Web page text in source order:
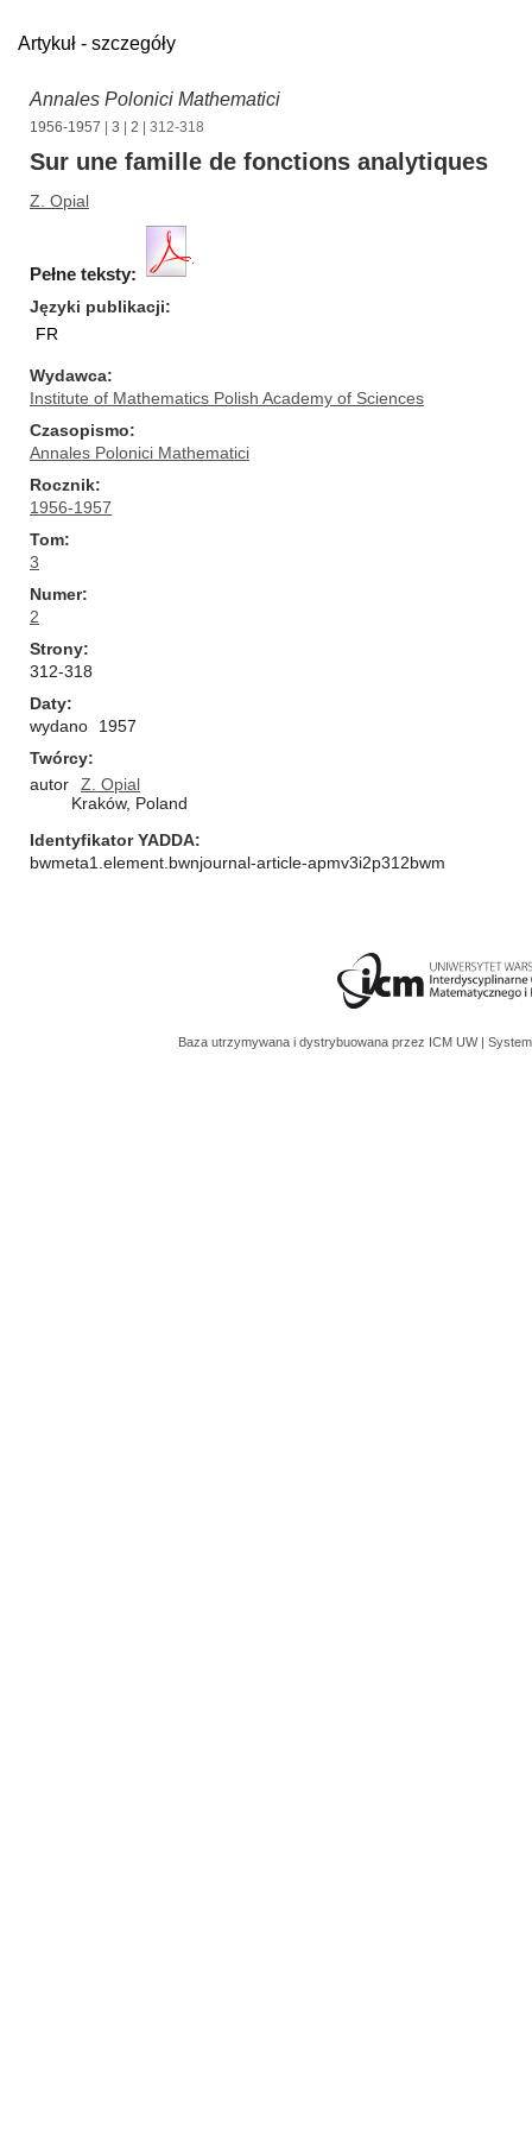
Artykuł - szczegóły
Annales Polonici Mathematici
1956-1957 3 2 | 312-318
Sur une famille de fonctions analytiques
Z. Opial
Pełne teksty:
Języki publikacji
FR
Wydawca
Institute of Mathematics Polish Academy of Sciences
Czasopismo
Annales Polonici Mathematici
Rocznik
1956-1957
Tom
3
Numer
2
Strony
312-318
Daty
wydano
1957
Twórcy
autor
Z. Opial
Kraków, Poland
Identyfikator YADDA
bwmeta1.element.bwnjournal-article-apmv3i2p312bwm
Baza utrzymywana i dystrybuowana przez ICM UW |